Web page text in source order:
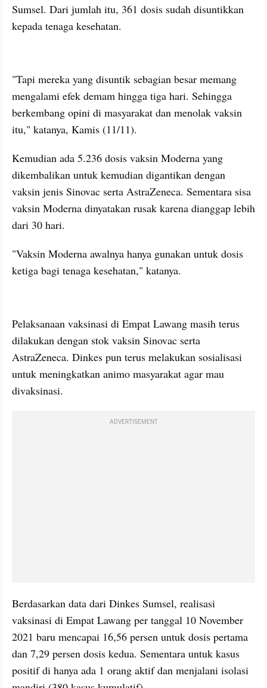
Sumsel. Dari jumlah itu, 361 dosis sudah disuntikkan
kepada tenaga kesehatan.
"Tapi mereka yang disuntik sebagian besar memang
mengalami efek demam hingga tiga hari. Sehingga
berkembang opini di masyarakat dan menolak vaksin
itu," katanya, Kamis (11/11).
Kemudian ada 5.236 dosis vaksin Moderna yang
dikembalikan untuk kemudian digantikan dengan
vaksin jenis Sinovac serta AstraZeneca. Sementara sisa
vaksin Moderna dinyatakan rusak karena dianggap lebih
dari 30 hari.
"Vaksin Moderna awalnya hanya gunakan untuk dosis
ketiga bagi tenaga kesehatan," katanya.
Pelaksanaan vaksinasi di Empat Lawang masih terus
dilakukan dengan stok vaksin Sinovac serta
AstraZeneca. Dinkes pun terus melakukan sosialisasi
untuk meningkatkan animo masyarakat agar mau
divaksinasi.
ADVERTISEMENT
Berdasarkan data dari Dinkes Sumsel, realisasi
vaksinasi di Empat Lawang per tanggal 10 November
2021 baru mencapai 16,56 persen untuk dosis pertama
dan 7,29 persen dosis kedua. Sementara untuk kasus
positif di hanya ada 1 orang aktif dan menjalani isolasi